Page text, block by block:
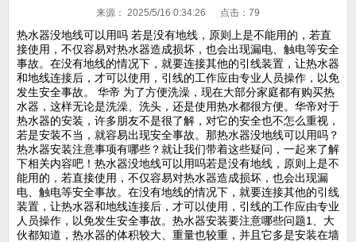
来源： 2025/5/16 0:34:26 点击： 79
热水器没地线可以用吗 若是没有地线，原则上是不能用的，若直
接使用，不仅容易对热水器造成损坏，也会出现漏电、触电等安全
事故。在没有地线的情况下，就要连接其他的引线装置，让热水器
和地线连接后，才可以使用，引线的工作应由专业人员操作，以免
发生安全事故。 华帝 为了方便洗澡，现在大部分家庭都有购买热
水器，这样无论是洗澡、洗头，还是使用热水都很方便。华帝对于
热水器的安装，许多朋友不是很了解，对它的安全也不怎么重视，
若是安装不当，就容易出现安全事故。那热水器没地线可以用吗？
热水器安装注意事项有哪些？就让我们带着这些疑问，一起来了解
下相关内容吧！热水器没地线可以用吗若是没有地线，原则上是不
能用的，若直接使用，不仅容易对热水器造成损坏，也会出现漏
电、触电等安全事故。在没有地线的情况下，就要连接其他的引线
装置，让热水器和地线连接后，才可以使用，引线的工作应由专业
人员操作，以免发生安全事故。热水器安装要注意哪些问题1、大
伙都知道，热水器的体积较大、重量也较重，并且它多是安装在墙